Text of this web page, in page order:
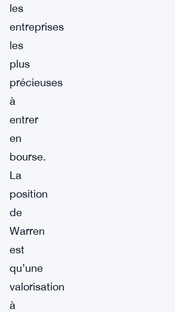
les
entreprises
les
plus
précieuses
à
entrer
en
bourse.
La
position
de
Warren
est
qu’une
valorisation
à